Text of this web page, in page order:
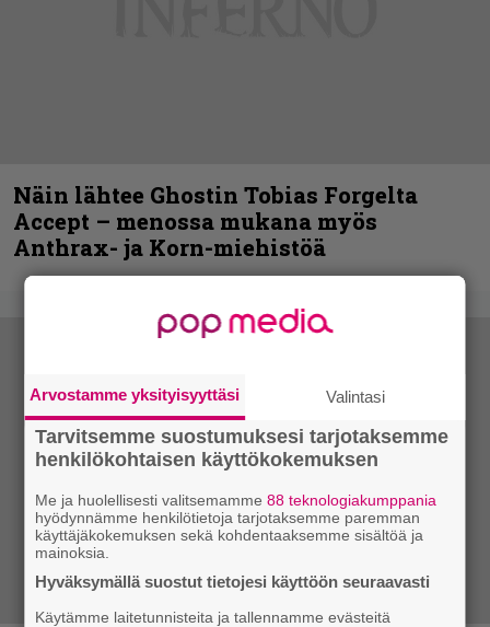
Näin lähtee Ghostin Tobias Forgelta
Accept – menossa mukana myös
Anthrax- ja Korn-miehistöä
Arvostamme yksityisyyttäsi Valintasi
Tarvitsemme suostumuksesi tarjotaksemme
henkilökohtaisen käyttökokemuksen
Me ja huolellisesti valitsemamme88 teknologiakumppania
hyödynnämme henkilötietoja tarjotaksemme paremman
käyttäjäkokemuksen sekä kohdentaaksemme sisältöä ja
mainoksia.
Hyväksymällä suostut tietojesi käyttöön seuraavasti
Käytämme laitetunnisteita ja tallennamme evästeitä